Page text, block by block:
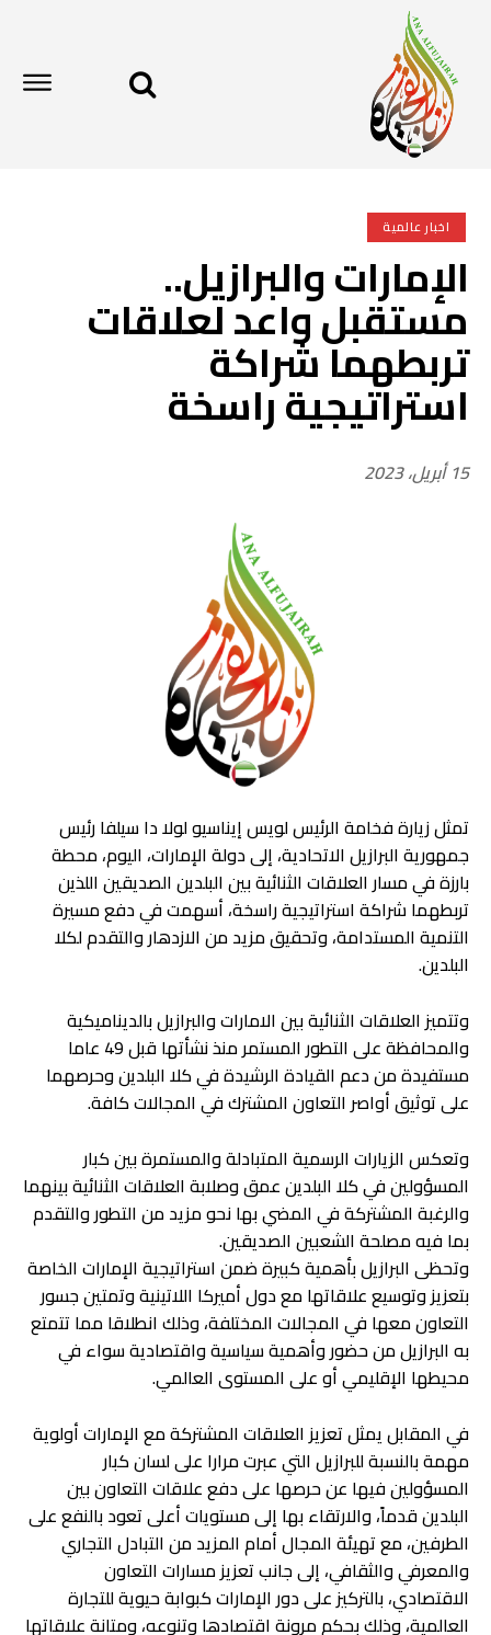
اخبار عالمية
الإمارات والبرازيل..
مستقبل واعد لعلاقات
تربطهما شراكة
استراتيجية راسخة
15 أبريل، 2023
تمثل زيارة فخامة الرئيس لويس إيناسيو لولا دا سيلفا رئيس
جمهورية البرازيل الاتحادية، إلى دولة الإمارات، اليوم، محطة
بارزة في مسار العلاقات الثنائية بين البلدين الصديقين اللذين
تربطهما شراكة استراتيجية راسخة، أسهمت في دفع مسيرة
التنمية المستدامة، وتحقيق مزيد من الازدهار والتقدم لكلا
البلدين.
وتتميز العلاقات الثنائية بين الامارات والبرازيل بالديناميكية
والمحافظة على التطور المستمر منذ نشأتها قبل 49 عاما
مستفيدة من دعم القيادة الرشيدة في كلا البلدين وحرصهما
على توثيق أواصر التعاون المشترك في المجالات كافة.
وتعكس الزيارات الرسمية المتبادلة والمستمرة بين كبار
المسؤولين في كلا البلدين عمق وصلابة العلاقات الثنائية بينهما
والرغبة المشتركة في المضي بها نحو مزيد من التطور والتقدم
بما فيه مصلحة الشعبين الصديقين.
وتحظى البرازيل بأهمية كبيرة ضمن استراتيجية الإمارات الخاصة
بتعزيز وتوسيع علاقاتها مع دول أميركا اللاتينية وتمتين جسور
التعاون معها في المجالات المختلفة، وذلك انطلاقا مما تتمتع
به البرازيل من حضور وأهمية سياسية واقتصادية سواء في
محيطها الإقليمي أو على المستوى العالمي.
في المقابل يمثل تعزيز العلاقات المشتركة مع الإمارات أولوية
مهمة بالنسبة للبرازيل التي عبرت مرارا على لسان كبار
المسؤولين فيها عن حرصها على دفع علاقات التعاون بين
البلدين قدماً، والارتقاء بها إلى مستويات أعلى تعود بالنفع على
الطرفين، مع تهيئة المجال أمام المزيد من التبادل التجاري
والمعرفي والثقافي، إلى جانب تعزيز مسارات التعاون
الاقتصادي، بالتركيز على دور الإمارات كبوابة حيوية للتجارة
العالمية، وذلك بحكم مرونة اقتصادها وتنوعه، ومتانة علاقاتها